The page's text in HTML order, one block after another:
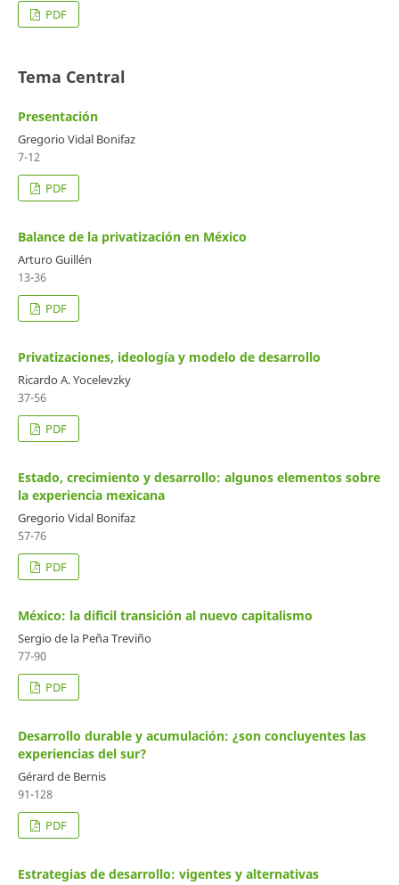
PDF
Tema Central
Presentación
Gregorio Vidal Bonifaz
7-12
PDF
Balance de la privatización en México
Arturo Guillén
13-36
PDF
Privatizaciones, ideología y modelo de desarrollo
Ricardo A. Yocelevzky
37-56
PDF
Estado, crecimiento y desarrollo: algunos elementos sobre
la experiencia mexicana
Gregorio Vidal Bonifaz
57-76
PDF
México: la dificil transición al nuevo capitalismo
Sergio de la Peña Treviño
77-90
PDF
Desarrollo durable y acumulación: ¿son concluyentes las
experiencias del sur?
Gérard de Bernis
91-128
PDF
Estrategias de desarrollo: vigentes y alternativas